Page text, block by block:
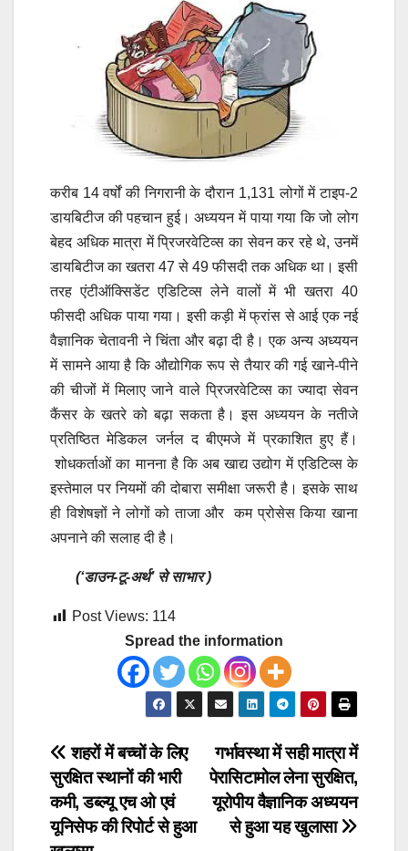
करीब 14 वर्षों की निगरानी के दौरान 1,131 लोगों में टाइप-2
डायबिटीज की पहचान हुई। अध्ययन में पाया गया कि जो लोग
बेहद अधिक मात्रा में प्रिजरवेटिव्स का सेवन कर रहे थे, उनमें
डायबिटीज का खतरा 47 से 49 फीसदी तक अधिक था। इसी
तरह एंटीऑक्सिडेंट एडिटिव्स लेने वालों में भी खतरा 40
फीसदी अधिक पाया गया।इसी कड़ी में फ्रांस से आई एक नई
वैज्ञानिक चेतावनी ने चिंता और बढ़ा दी है। एक अन्य अध्ययन
में सामने आया है कि औद्योगिक रूप से तैयार की गई खाने-पीने
की चीजों में मिलाए जाने वाले प्रिजरवेटिव्स का ज्यादा सेवन
कैंसर के खतरे को बढ़ा सकता है। इस अध्ययन के नतीजे
प्रतिष्ठित मेडिकल जर्नल द बीएमजे में प्रकाशित हुए हैं।
शोधकर्ताओं का मानना है कि अब खाद्य उद्योग में एडिटिव्स के
इस्तेमाल पर नियमों की दोबारा समीक्षा जरूरी है। इसके साथ
ही विशेषज्ञों ने लोगों को ताजा और कम प्रोसेस किया खाना
अपनाने की सलाह दी है।
(‘डाउन-टू-अर्थ’ से साभार )
Post Views: 114
Spread the information
Post
navigation
गर्भावस्था में सही मात्रा में
पेरासिटामोल लेना सुरक्षित,
यूरोपीय वैज्ञानिक अध्ययन
से हुआ यह खुलासा
शहरों में बच्चों के लिए
सुरक्षित स्थानों की भारी
कमी, डब्ल्यू एच ओ एवं
यूनिसेफ की रिपोर्ट से हुआ